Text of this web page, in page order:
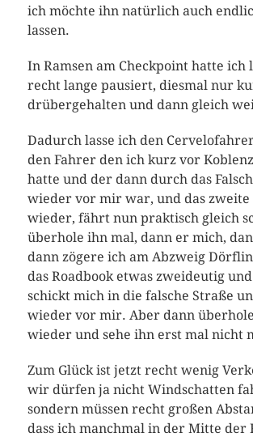
ich möchte ihn natürlich auch
lassen.
In Ramsen am Checkpoint hatte ich
recht lange pausiert, diesmal nur
drübergehalten und dann gleich
Dadurch lasse ich den
den Fahrer den ich kurz vor
hatte und der dann durch das
wieder vor mir war, und das zweite
wieder, fährt nun praktisch gleich
überhole ihn mal, dann er mich,
dann zögere ich am Abzweig
das Roadbook etwas zweideutig
schickt mich in die falsche Straße
wieder vor mir. Aber dann
wieder und sehe ihn erst mal nicht
Zum Glück ist jetzt recht wenig
wir dürfen ja nicht Windschatten
sondern müssen recht großen
dass ich manchmal in der Mitte der